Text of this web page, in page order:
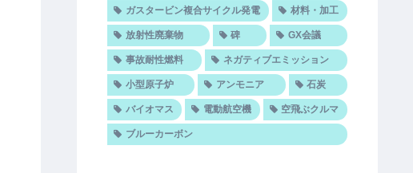
ガスタービン複合サイクル発電 材料・加工
放射性廃棄物 碑 GX会議
事故耐性燃料 ネガティブエミッション
小型原子炉 アンモニア 石炭
バイオマス 電動航空機 空飛ぶクルマ
ブルーカーボン